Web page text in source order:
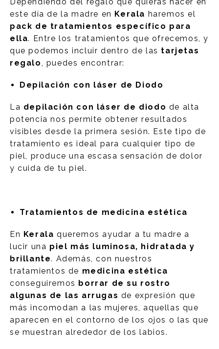
este día de la madre en Kerala haremos el
pack de tratamientos específico para
ella. Entre los tratamientos que ofrecemos, y
que podemos incluir dentro de las tarjetas
regalo, puedes encontrar:
Depilación con láser de Diodo
La depilación con láser de diodo de alta
potencia nos permite obtener resultados
visibles desde la primera sesión. Este tipo de
tratamiento es ideal para cualquier tipo de
piel, produce una escasa sensación de dolor
y cuida de tu piel.
Tratamientos de medicina estética
En Kerala queremos ayudar a tu madre a
lucir una piel más luminosa, hidratada y
brillante. Además, con nuestros
tratamientos de medicina estética
conseguiremos borrar de su rostro
algunas de las arrugas de expresión que
más incomodan a las mujeres, aquellas que
aparecen en el contorno de los ojos o las que
se muestran alrededor de los labios.